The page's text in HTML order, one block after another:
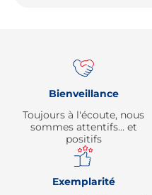
Bienveillance
Toujours à l'écoute, nous
sommes attentifs… et
positifs
Exemplarité